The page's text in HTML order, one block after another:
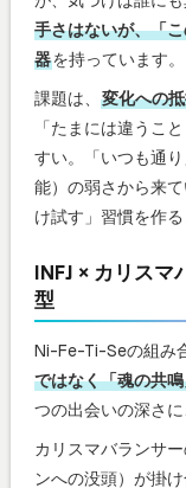
手さはないが、「
器を持っています。
課題は、 変化への
「たまには違うこ
すい。「いつも通
能）の弱さから来
け試す」習慣を作
INFJ × カリスマ
型
Ni-Fe-Ti-Seの組み
ではなく「魂の共
つの出会いの深さに
カリスマバランサ
ンへの没頭）が掛け